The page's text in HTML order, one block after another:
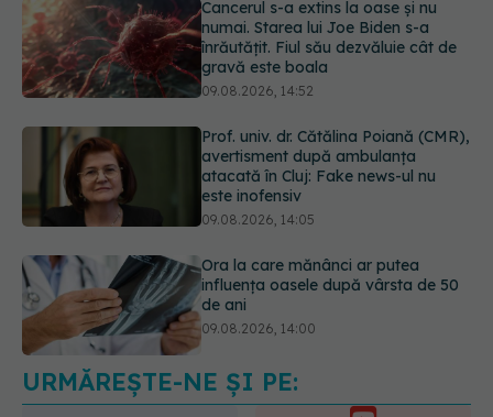
Prof. univ. dr. Cătălina Poiană (CMR),
avertisment după ambulanța
atacată în Cluj: Fake news-ul nu
este inofensiv
Ora la care mănânci ar putea
influența oasele după vârsta de 50
de ani
Cum alegem alimentele pe timp de
caniculă. Recomandările
specialiștilor
URMĂREȘTE-NE ȘI PE: